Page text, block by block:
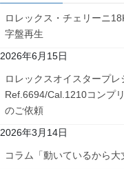
ロレックス・チェリーニ
字盤再生
2026年6月15日
ロレックスオイスタープレ
Ref.6694/Cal.1210コンプ
のご依頼
2026年3月14日
コラム「動いているから大